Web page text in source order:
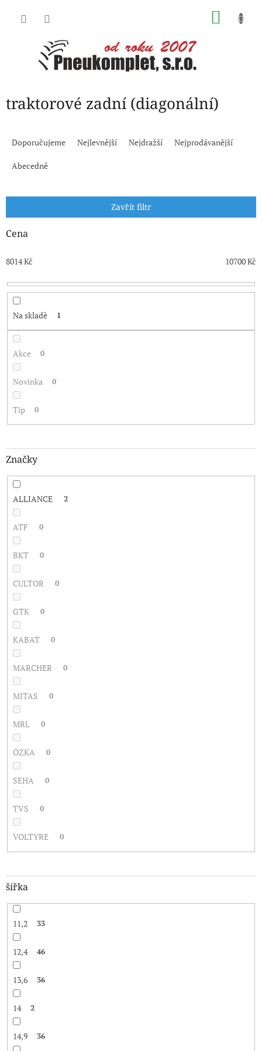
traktorové zadní (diagonální)
r
o
u
k
t
ů
Doporučujeme Nejlevnější Nejdražší Nejprodávanější
Abecedně
Zavřít filtr
Cena
8014Kč 10700Kč
Na skladě 1
Akce 0
Novinka 0
Tip 0
Značky
ALLIANCE 2
ATF 0
BKT 0
CULTOR 0
GTK 0
KABAT 0
MARCHER 0
MITAS 0
MRL 0
ÖZKA 0
SEHA 0
TVS 0
VOLTYRE 0
šířka
11,2 33
12,4 46
13,6 36
14 2
14,9 36